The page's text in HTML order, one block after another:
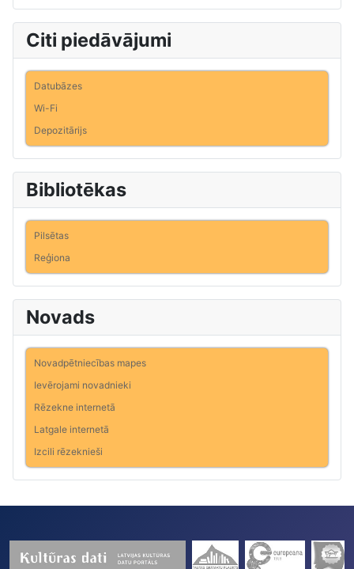
Citi piedāvājumi
Datubāzes
Wi-Fi
Depozitārijs
Bibliotēkas
Pilsētas
Reģiona
Novads
Novadpētniecības mapes
Ievērojami novadnieki
Rēzekne internetā
Latgale internetā
Izcili rēzeknieši